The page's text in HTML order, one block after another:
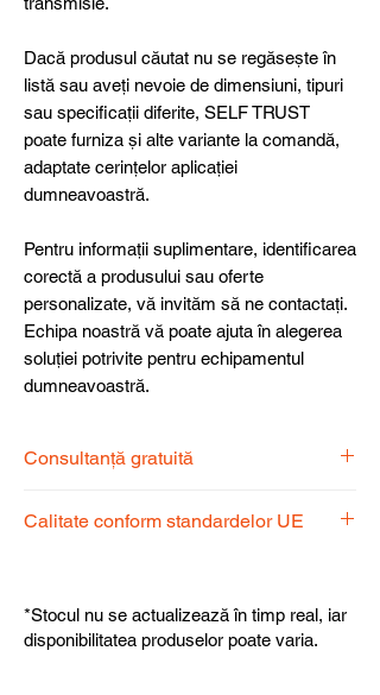
Dacă produsul căutat nu se regăsește în
listă sau aveți nevoie de dimensiuni, tipuri
sau specificații diferite, SELF TRUST
poate furniza și alte variante la comandă,
adaptate cerințelor aplicației
dumneavoastră.
Pentru informații suplimentare, identificarea
corectă a produsului sau oferte
personalizate, vă invităm să ne contactați.
Echipa noastră vă poate ajuta în alegerea
soluției potrivite pentru echipamentul
dumneavoastră.
Consultanță gratuită
dispoziție pentru a alege produsul
Calitate conform standardelor UE
fiabilitate și performanță superioară.
*Stocul nu se actualizează în timp real, iar
disponibilitatea produselor poate varia.